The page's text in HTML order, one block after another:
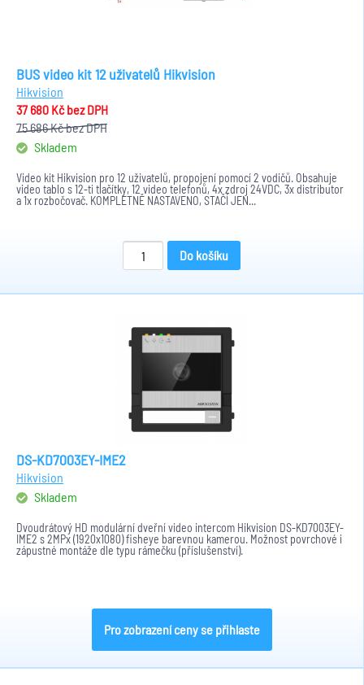
BUS video kit 12 uživatelů Hikvision
Hikvision
37 680 Kčbez DPH
75 686 Kčbez DPH
Skladem
Video kit Hikvision pro 12 uživatelů, propojení pomocí 2 vodičů. Obsahuje
video tablo s 12-ti tlačítky, 12 video telefonů, 4x zdroj 24VDC, 3x distributor
a 1x rozbočovač. KOMPLETNĚ NASTAVENO, STAČÍ JEN...
Do košíku
DS-KD7003EY-IME2
Hikvision
Skladem
Dvoudrátový HD modulární dveřní video intercom Hikvision DS-KD7003EY-
IME2 s 2MPx (1920x1080) fisheye barevnou kamerou. Možnost povrchové i
zápustné montáže dle typu rámečku (příslušenství).
Pro zobrazení ceny se přihlaste